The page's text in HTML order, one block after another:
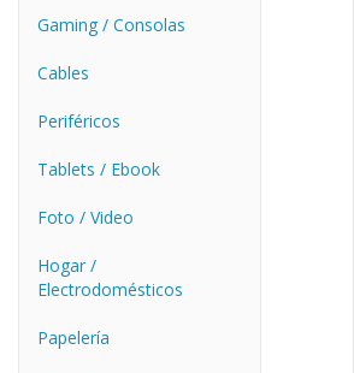
Gaming / Consolas
Cables
Periféricos
Tablets / Ebook
Foto / Video
Hogar /
Electrodomésticos
Papelería